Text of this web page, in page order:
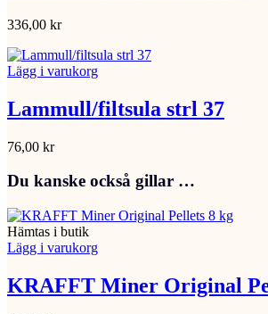
336,00 kr
Lägg i varukorg
Lammull/filtsula strl 37
76,00 kr
Du kanske också gillar …
Hämtas i butik
Lägg i varukorg
KRAFFT Miner Original